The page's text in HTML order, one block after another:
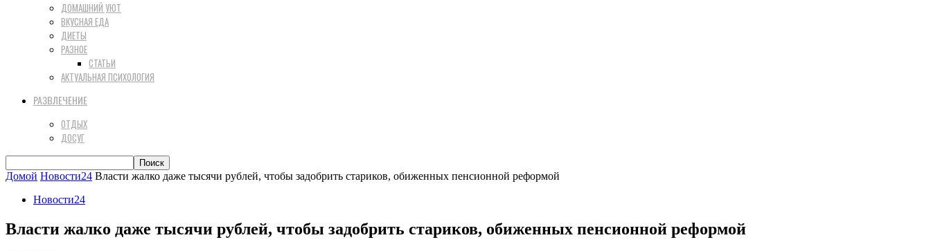
ДОМАШНИЙ УЮТ
ВКУСНАЯ ЕДА
ДИЕТЫ
РАЗНОЕ
СТАТЬИ
АКТУАЛЬНАЯ ПСИХОЛОГИЯ
РАЗВЛЕЧЕНИЕ
ОТДЫХ
ДОСУГ
Домой Новости24 Власти жалко даже тысячи рублей, чтобы задобрить стариков, обиженных пенсионной реформой
Новости24
Власти жалко даже тысячи рублей, чтобы задобрить стариков, обиженных пенсионной реформой